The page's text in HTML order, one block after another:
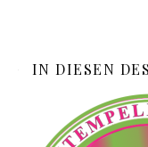
IN DIESEN